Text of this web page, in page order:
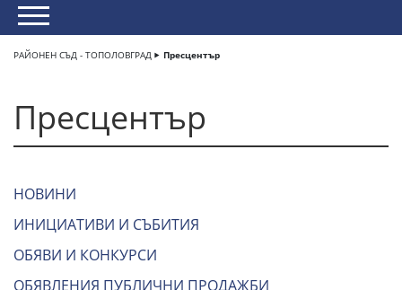
РАЙОНЕН СЪД - ТОПОЛОВГРАД Пресцентър
Пресцентър
НОВИНИ
ИНИЦИАТИВИ И СЪБИТИЯ
ОБЯВИ И КОНКУРСИ
ОБЯВЛЕНИЯ ПУБЛИЧНИ ПРОДАЖБИ